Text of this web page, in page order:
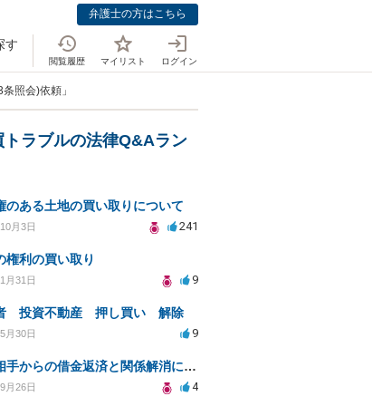
弁護士の方はこちら
す
閲覧履歴 マイリスト ログイン
照会)依頼」
トラブルの法律Q&Aラン
のある土地の買い取りについて
月3日 241
権利の買い取り
月31日 9
投資不動産 押し買い 解除
月30日 9
不倫相手からの借金返済と関係解消について弁護士に相談したい
月26日 4